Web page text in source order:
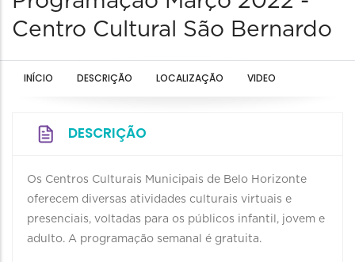
Centro Cultural São Bernardo
INÍCIO DESCRIÇÃO LOCALIZAÇÃO VIDEO
DESCRIÇÃO
Os Centros Culturais Municipais de Belo Horizonte
oferecem diversas atividades culturais virtuais e
presenciais, voltadas para os públicos infantil, jovem e
adulto. A programação semanal é gratuita.